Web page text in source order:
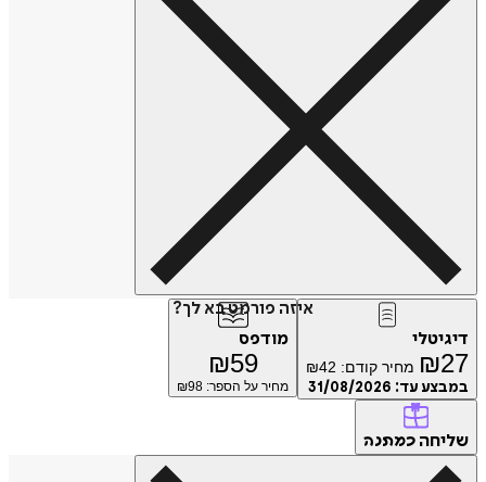
איזה פורמט בא לך?
דיגיטלי
₪27 מחיר קודם: ₪42
במבצע עד: 31/08/2026
מודפס
₪59
מחיר על הספר: ₪ 98
שליחה כמתנה